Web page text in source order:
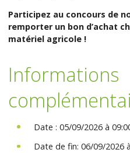
Participez au concours de
remporter un bon d’achat
matériel agricole !
Informations
Date : 05/09/2026 à
Date de fin: 06/09/2026